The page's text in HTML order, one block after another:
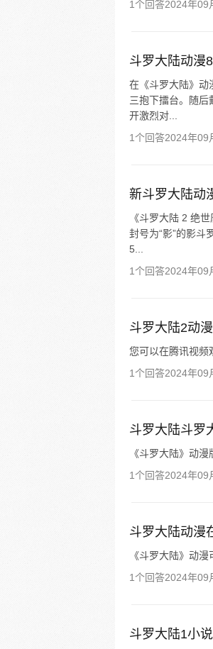
1个回答2024年09
斗罗大陆动漫
在《斗罗大陆》动
三抱下擂台。随后
开激烈对...
1个回答2024年09
新斗罗大陆动
《斗罗大陆 2 绝
封号为“影”的影斗
5...
1个回答2024年09
斗罗大陆2动
您可以在腾讯视频
1个回答2024年09
斗罗大陆斗罗
《斗罗大陆》动
1个回答2024年09
斗罗大陆动漫
《斗罗大陆》动
1个回答2024年09
斗罗大陆1小